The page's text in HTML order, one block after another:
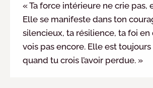
« Ta force intérieure ne crie pas,
Elle se manifeste dans ton
silencieux, ta résilience, ta foi en
vois pas encore. Elle est
quand tu crois l’avoir perdue. »